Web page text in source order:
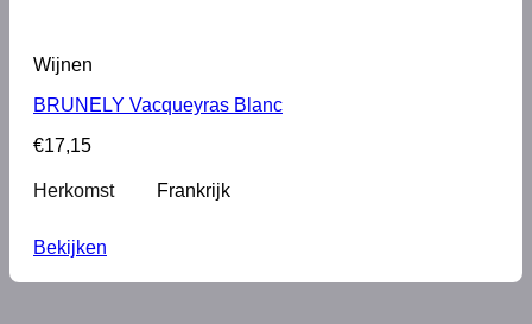
Wijnen
BRUNELY Vacqueyras Blanc
€17,15
Herkomst Frankrijk
Bekijken